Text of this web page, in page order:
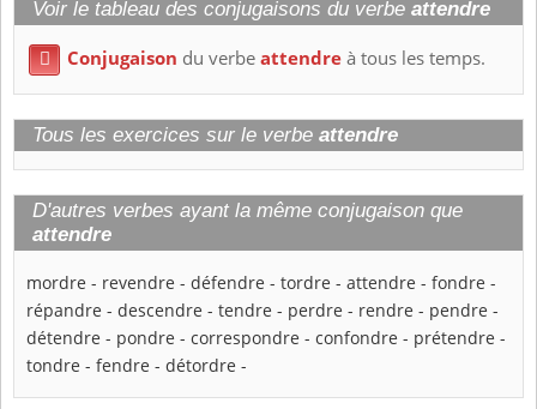
Voir le tableau des conjugaisons du verbe attendre
 Conjugaison du verbeattendreà tous les temps.
Tous les exercices sur le verbe attendre
D'autres verbes ayant la même conjugaison que
attendre
mordre - revendre - défendre - tordre - attendre - fondre -
répandre - descendre - tendre - perdre - rendre - pendre -
détendre - pondre - correspondre - confondre - prétendre -
tondre - fendre - détordre -